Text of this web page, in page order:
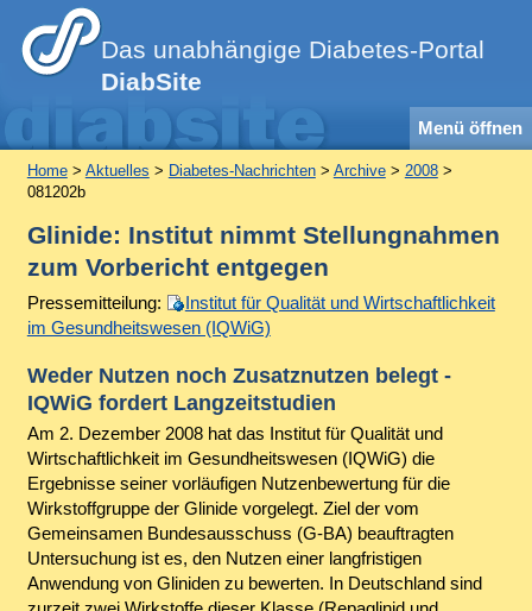
Das unabhängige Diabetes-Portal
DiabSite
Menü öffnen
Home> Aktuelles > Diabetes-Nachrichten> Archive> 2008>
081202b
Glinide: Institut nimmt Stellungnahmen
zum Vorbericht entgegen
Pressemitteilung:
Institut für Qualität und Wirtschaftlichkeit
im Gesundheitswesen (IQWiG)
Weder Nutzen noch Zusatznutzen belegt -
IQWiG fordert Langzeitstudien
Am 2. Dezember 2008 hat das Institut für Qualität und
Wirtschaftlichkeit im Gesundheitswesen (IQWiG) die
Ergebnisse seiner vorläufigen Nutzenbewertung für die
Wirkstoffgruppe der Glinide vorgelegt. Ziel der vom
Gemeinsamen Bundesausschuss (G-BA) beauftragten
Untersuchung ist es, den Nutzen einer langfristigen
Anwendung von Gliniden zu bewerten. In Deutschland sind